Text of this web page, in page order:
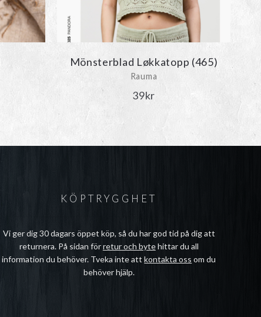
Mönsterblad Løkkatopp (465)
Rauma
39kr
KÖPTRYGGHET
Vi ger dig 30 dagars öppet köp, så du har god tid på dig att
returnera. På sidan förretur och bytehittar du all
information du behöver. Tveka inte attkontakta oss om du
behöver hjälp.